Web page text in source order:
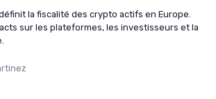
la fiscalité des crypto actifs en Europe.
sur les plateformes, les investisseurs et la